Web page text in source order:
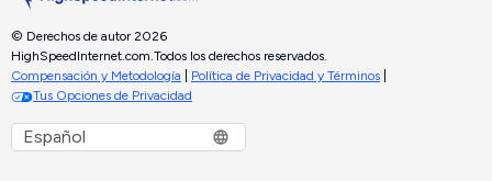
© Derechos de autor 2026
HighSpeedInternet.com. Todos los derechos reservados.
Compensación y Metodología
Política de Privacidad y Términos
Tus Opciones de Privacidad